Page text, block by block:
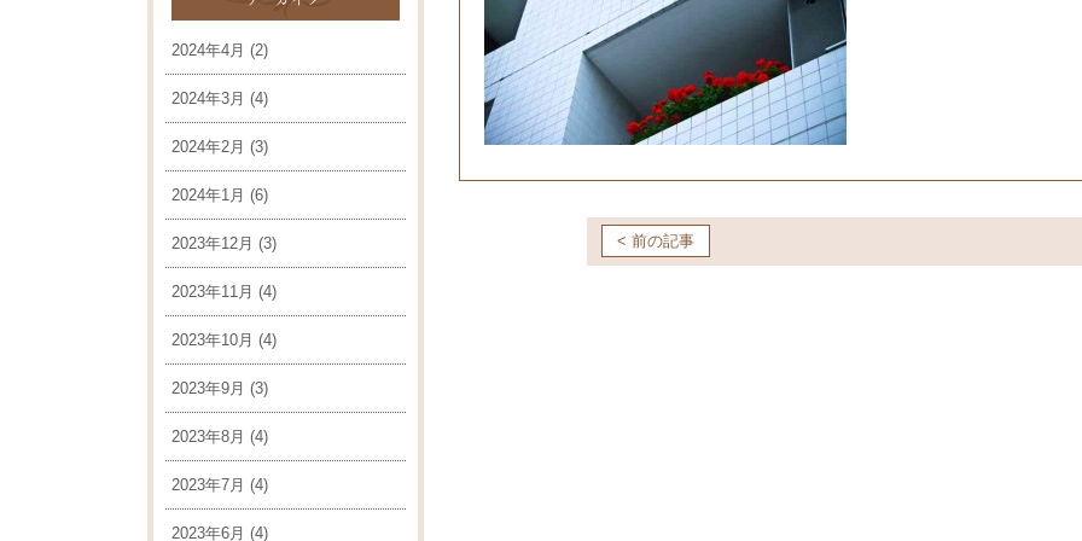
2024年4月 (2)
2024年3月 (4)
2024年2月 (3)
2024年1月 (6)
2023年12月 (3)
2023年11月 (4)
2023年10月 (4)
2023年9月 (3)
2023年8月 (4)
2023年7月 (4)
2023年6月 (4)
< 前の記事